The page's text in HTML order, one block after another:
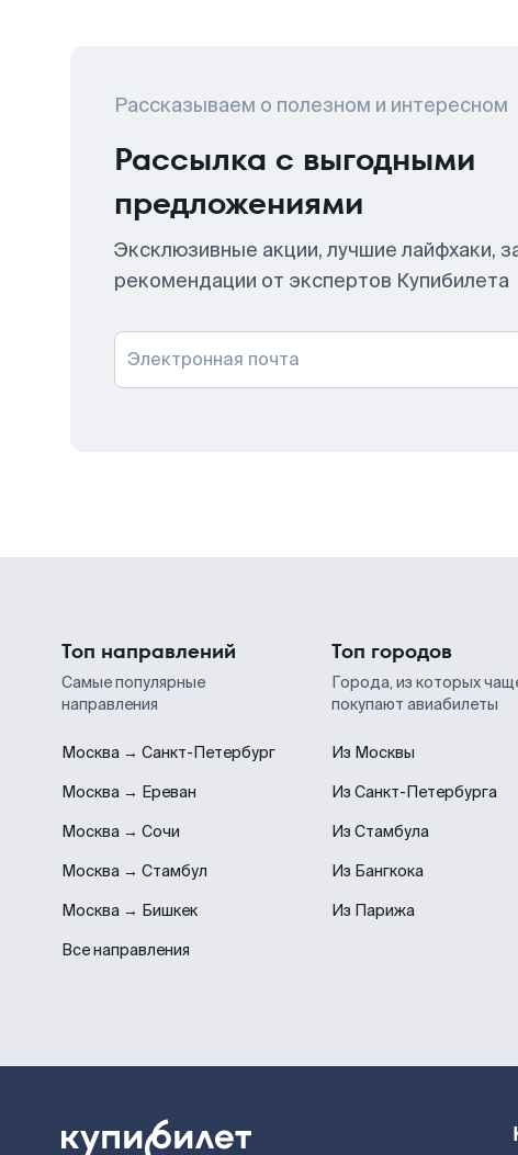
Рассказываем о полезном и интересном
Рассылка с выгодными
предложениями
Эксклюзивные акции, лучшие лайфхаки,
рекомендации от экспертов Купибилета
Электронная почта
Топ направлений
Самые популярные
направления
Москва → Санкт-Петербург
Москва → Ереван
Москва → Сочи
Москва → Стамбул
Москва → Бишкек
Все направления
Топ городов
Города, из которых
покупают авиабилеты
Из Москвы
Из Санкт-Петербурга
Из Стамбула
Из Бангкока
Из Парижа